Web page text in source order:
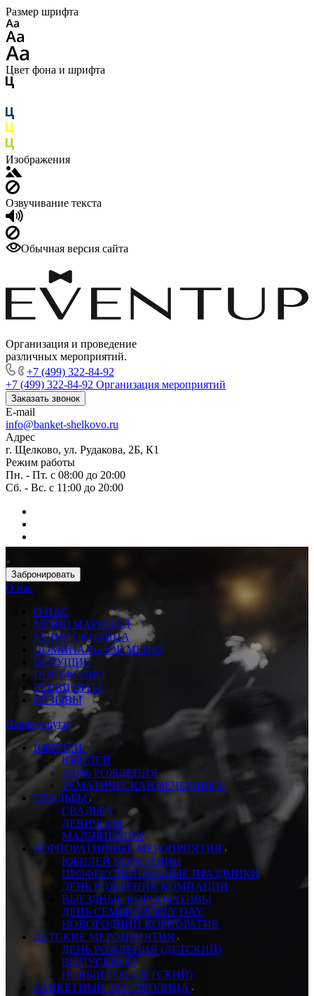
Размер шрифта
Цвет фона и шрифта
Изображения
Озвучивание текста
Обычная версия сайта
Организация и проведение
различных мероприятий.
+7 (499) 322-84-92
+7 (499) 322-84-92 Организация мероприятий
Заказать звонок
E-mail
info@banket-shelkovo.ru
Адрес
г. Щелково, ул. Рудакова, 2Б, К1
Режим работы
Пн. - Пт. с 08:00 до 20:00
Сб. - Вс. с 11:00 до 20:00
Забронировать
О нас
О НАС
МЕНЮ МАРИНАД
МЕНЮ ОКОЛИЦА
ПОМИНАЛЬНОЕ МЕНЮ
ВЕДУЩИЕ
ПОРТФОЛИО
РЕКВИЗИТЫ
ОТЗЫВЫ
Наши услуги
ЮБИЛЕИ
ЮБИЛЕЙ
ДЕНЬ РОЖДЕНИЯ
ТЕМАТИЧЕСКАЯ ВЕЧЕРИНКА
СВАДЬБЫ
СВАДЬБА
ДЕВИЧНИК
МАЛЬЧИШНИК
КОРПОРАТИВНЫЕ МЕРОПРИЯТИЯ
ЮБИЛЕЙ КОМПАНИИ
ПРОФЕССИОНАЛЬНЫЕ ПРАЗДНИКИ
ДЕНЬ РОЖДЕНИЯ КОМПАНИИ
ВЫЕЗДНЫЕ КОРПОРАТИВЫ
ДЕНЬ СЕМЬИ/FAMILY DAY
НОВОГОДНИЙ КОРПОРАТИВ
ДЕТСКИЕ МЕРОПРИЯТИЯ
ДЕНЬ РОЖДЕНИЯ (ДЕТСКИЙ)
ВЫПУСКНОЙ
НОВЫЙ ГОД (ДЕТСКИЙ)
БАНКЕТНЫЙ ЗАЛ ОКОЛИЦА